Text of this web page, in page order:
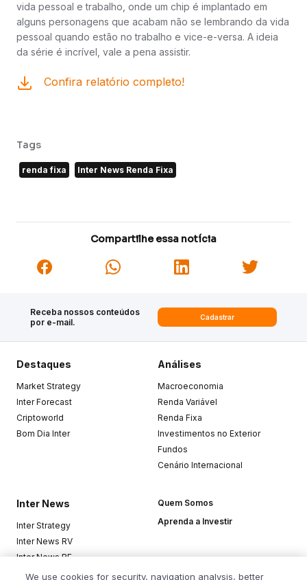
vida pessoal e trabalho, onde um chip é implantado em
alguns personagens que acabam não se lembrando da vida
pessoal quando estão no trabalho e vice-e-versa. A ideia
da série é incrível, vale a pena assistir.
Confira relatório completo!
Tags
renda fixa Inter News Renda Fixa
Compartilhe essa notícia
Receba nossos conteúdos
por e-mail.
Cadastrar
Destaques
Market Strategy
Inter Forecast
Criptoworld
Bom Dia Inter
Análises
Macroeconomia
Renda Variável
Renda Fixa
Investimentos no Exterior
Fundos
Cenário Internacional
Inter News
Inter Strategy
Inter News RV
Inter News RF
Top Funds
Quem Somos
Aprenda a Investir
We use cookies for security, navigation analysis, better